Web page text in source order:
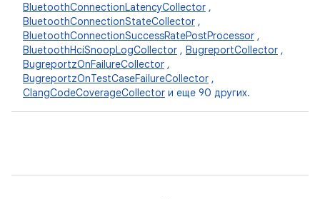
BluetoothConnectionLatencyCollector ,
BluetoothConnectionStateCollector ,
BluetoothConnectionSuccessRatePostProcessor ,
BluetoothHciSnoopLogCollector , BugreportCollector ,
BugreportzOnFailureCollector ,
BugreportzOnTestCaseFailureCollector ,
ClangCodeCoverageCollector и еще 90 других.